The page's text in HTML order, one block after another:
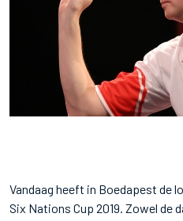
Vandaag heeft in Boedapest de
Six Nations Cup 2019. Zowel de